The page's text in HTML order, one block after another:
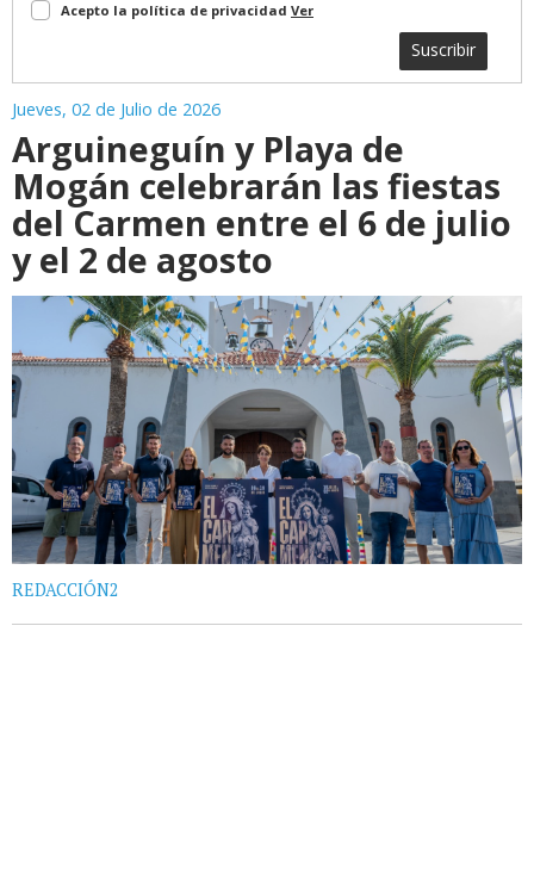
Acepto la política de privacidad Ver
Suscribir
Jueves, 02 de Julio de 2026
Arguineguín y Playa de
Mogán celebrarán las fiestas
del Carmen entre el 6 de julio
y el 2 de agosto
REDACCIÓN2